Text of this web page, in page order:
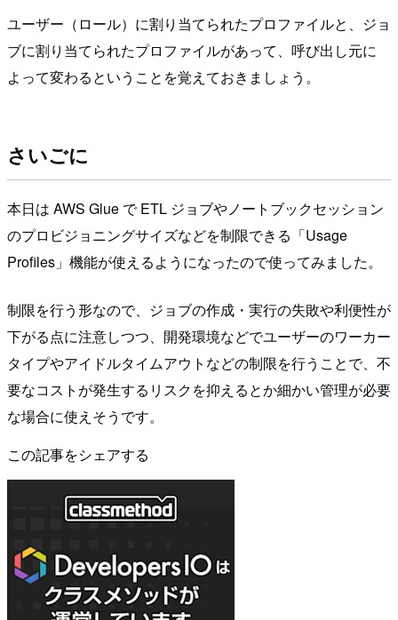
ユーザー（ロール）に割り当てられたプロファイルと、ジョ
ブに割り当てられたプロファイルがあって、呼び出し元に
よって変わるということを覚えておきましょう。
さいごに
本日は AWS Glue で ETL ジョブやノートブックセッション
のプロビジョニングサイズなどを制限できる「Usage
Profiles」機能が使えるようになったので使ってみました。
制限を行う形なので、ジョブの作成・実行の失敗や利便性が
下がる点に注意しつつ、開発環境などでユーザーのワーカー
タイプやアイドルタイムアウトなどの制限を行うことで、不
要なコストが発生するリスクを抑えるとか細かい管理が必要
な場合に使えそうです。
この記事をシェアする